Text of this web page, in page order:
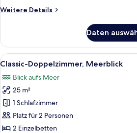
1Weitere Details
Weitere
Doppelzimmer,
Meerblick
(2
and
Child)
Daten
Alle
Fotos
für
Classic-
Doppelzimmer,
Meerblick
anzeigen
Ein
1
Classic-Doppelzimmer, Meerblick
Blick aufs Meer
25 m²
1 Schlafzimmer
Platz für 2 Personen
2 Einzelbetten